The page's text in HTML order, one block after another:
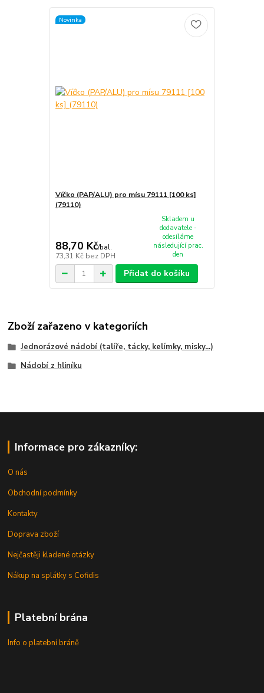
Novinka
Víčko (PAP/ALU) pro mísu 79111 [100 ks]
(79110)
88,70 Kč/bal.
73,31 Kč bez DPH
Skladem u
dodavatele -
odesíláme
následující prac.
den
Přidat do košíku
Zboží zařazeno v kategoriích
Jednorázové nádobí (talíře, tácky, kelímky, misky...)
Nádobí z hliníku
Informace pro zákazníky:
O nás
Obchodní podmínky
Kontakty
Doprava zboží
Nejčastěji kladené otázky
Nákup na splátky s Cofidis
Platební brána
Info o platební bráně